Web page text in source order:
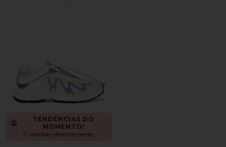
Favorite XT-Whisper Sneaker
TENDÊNCIAS DO
MOMENTO!
7 vendido recentemente